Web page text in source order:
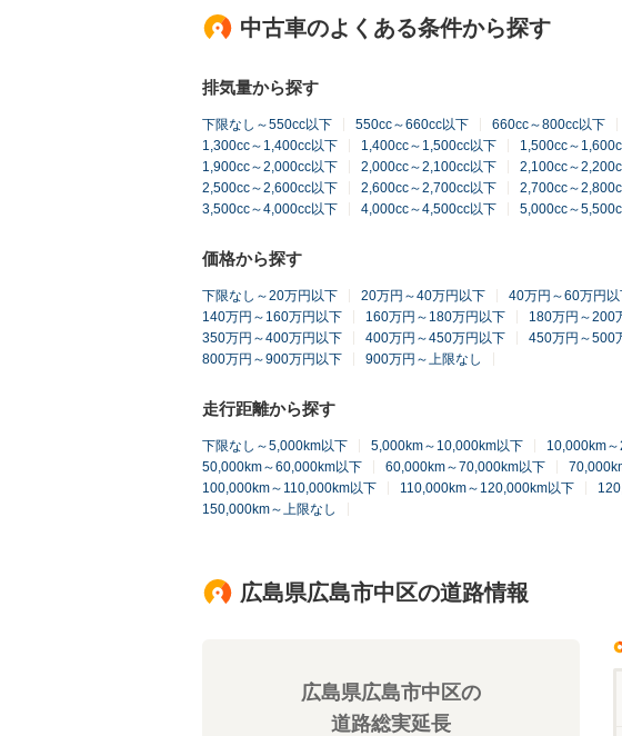
中古車のよくある条件から探す
排気量から探す
下限なし～550cc以下 550cc～660cc以下 660cc～800cc以下
1,300cc～1,400cc以下
1,400cc～1,500cc以下 1,500cc～
1,900cc～2,000cc以下
2,000cc～2,100cc以下 2,100cc～
2,500cc～2,600cc以下
2,600cc～2,700cc以下 2,700cc～
3,500cc～4,000cc以下
4,000cc～4,500cc以下 5,000cc～
価格から探す
下限なし～20万円以下 20万円～40万円以下 40万円～60万円以
140万円～160万円以下
160万円～180万円以下 180万円～200
350万円～400万円以下
400万円～450万円以下 450万円～500
800万円～900万円以下
900万円～上限なし
走行距離から探す
下限なし～5,000km以下 5,000km～10,000km以下 10,000km
50,000km～60,000km以下
60,000km～70,000km以下
100,000km～110,000km以下
110,000km～120,000km以下
150,000km～上限なし
広島県広島市中区の道路情報
広島県広島市中区の
道路総実延長